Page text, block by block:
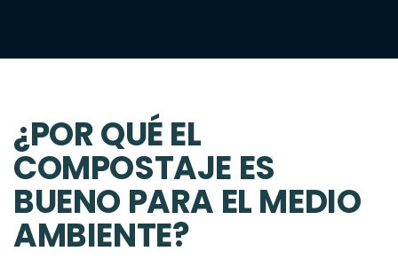
¿POR QUÉ EL
COMPOSTAJE ES
BUENO PARA EL MEDIO
AMBIENTE?